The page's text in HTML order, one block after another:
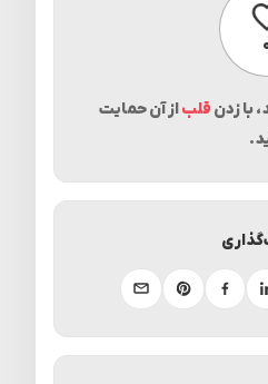
پسندیدن
با زدن قلباز آن حمایت
لینکدینفیسبوکپینترستایمیل